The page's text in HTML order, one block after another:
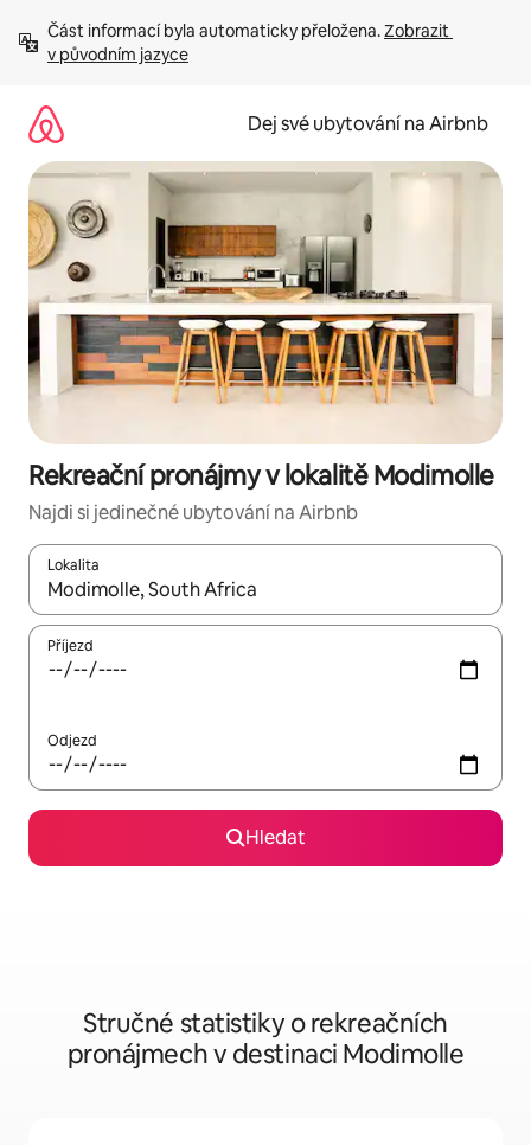
obsah
Část informací byla automaticky přeložena. Zobrazit
v původním jazyce
Dej své ubytování na Airbnb
Rekreační pronájmy v lokalitě Modimolle
Najdi si jedinečné ubytování na Airbnb
Lokalita
Až budou výsledky k dispozici, můžeš si je procházet pomocí
Příjezd
Odjezd
Hledat
Stručné statistiky o rekreačních
pronájmech v destinaci Modimolle